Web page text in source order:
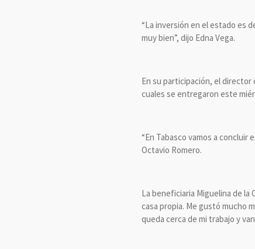
“La inversión en el estado es
muy bien”, dijo Edna Vega.
En su participación, el director
cuales se entregaron este
“En Tabasco vamos a concluir
Octavio Romero.
La beneficiaria Miguelina de la
casa propia. Me gustó mucho
queda cerca de mi trabajo y